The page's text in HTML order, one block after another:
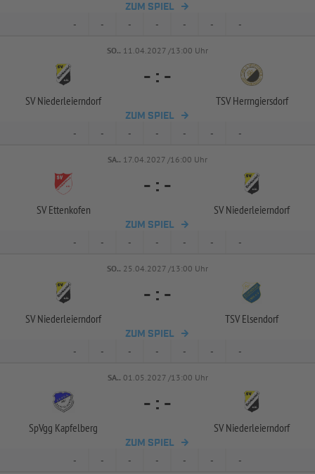
ZUM SPIEL
- - - - - - -
SO.. 11.04.2027 /13:00 Uhr
SV Niederleierndorf
- : -
TSV Herrngiersdorf
ZUM SPIEL
- - - - - - -
SA.. 17.04.2027 /16:00 Uhr
SV Ettenkofen
- : -
SV Niederleierndorf
ZUM SPIEL
- - - - - - -
SO.. 25.04.2027 /13:00 Uhr
SV Niederleierndorf
- : -
TSV Elsendorf
ZUM SPIEL
- - - - - - -
SA.. 01.05.2027 /13:00 Uhr
SpVgg Kapfelberg
- : -
SV Niederleierndorf
ZUM SPIEL
- - - - - - -